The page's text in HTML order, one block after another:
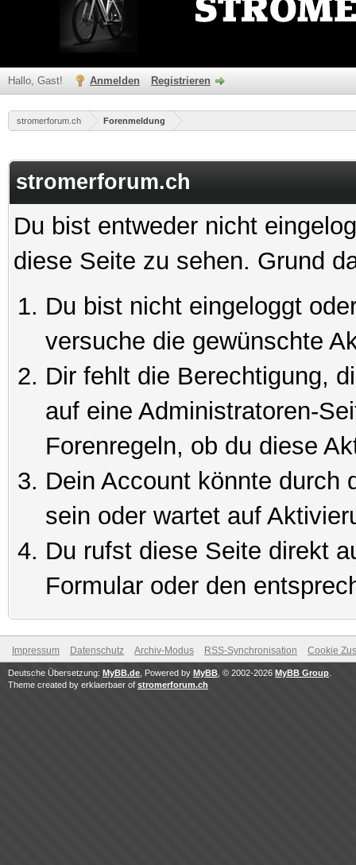
Hallo, Gast! Anmelden Registrieren
stromerforum.ch Forenmeldung
stromerforum.ch
Du bist entweder nicht
diese Seite zu sehen. Grund
Du bist nicht eingeloggt
versuche die gewünschte
Dir fehlt die Berechtigung,
auf eine Administratoren-
Forenregeln, ob du diese
Dein Account könnte durch
sein oder wartet auf
Du rufst diese Seite direkt
Formular oder den
Impressum Datenschutz Archiv-Modus RSS-Synchronisation Cookie
Deutsche Übersetzung: MyBB.de , Powered by MyBB , © 2002-2026 MyBB Group
Theme created by erklaerbaer of stromerforum.ch